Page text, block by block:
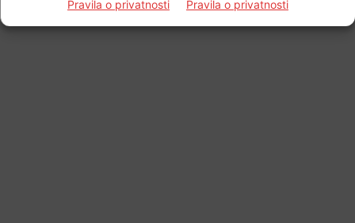
Pravila o privatnosti Pravila o privatnosti